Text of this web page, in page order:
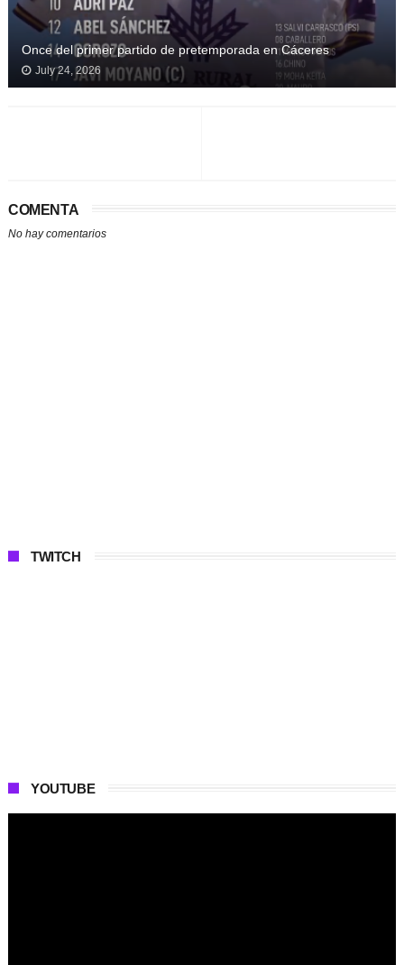
Once del primer partido de pretemporada en Cáceres
July 24, 2026
COMENTA
No hay comentarios
TWITCH
YOUTUBE